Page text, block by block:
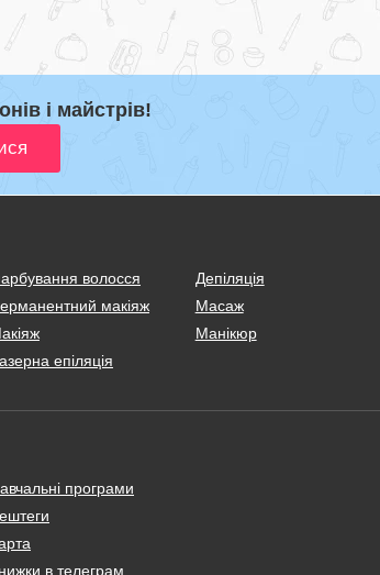
і майстрів!
волосся
макіяж
епіляція
Депіляція
Масаж
Манікюр
програми
в телеграм